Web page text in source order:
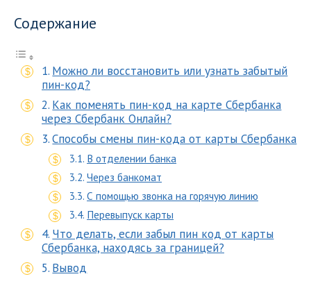
Содержание
Можно ли восстановить или узнать забытый
пин-код?
Как поменять пин-код на карте Сбербанка
через Сбербанк Онлайн?
Способы смены пин-кода от карты Сбербанка
В отделении банка
Через банкомат
С помощью звонка на горячую линию
Перевыпуск карты
Что делать, если забыл пин код от карты
Сбербанка, находясь за границей?
Вывод